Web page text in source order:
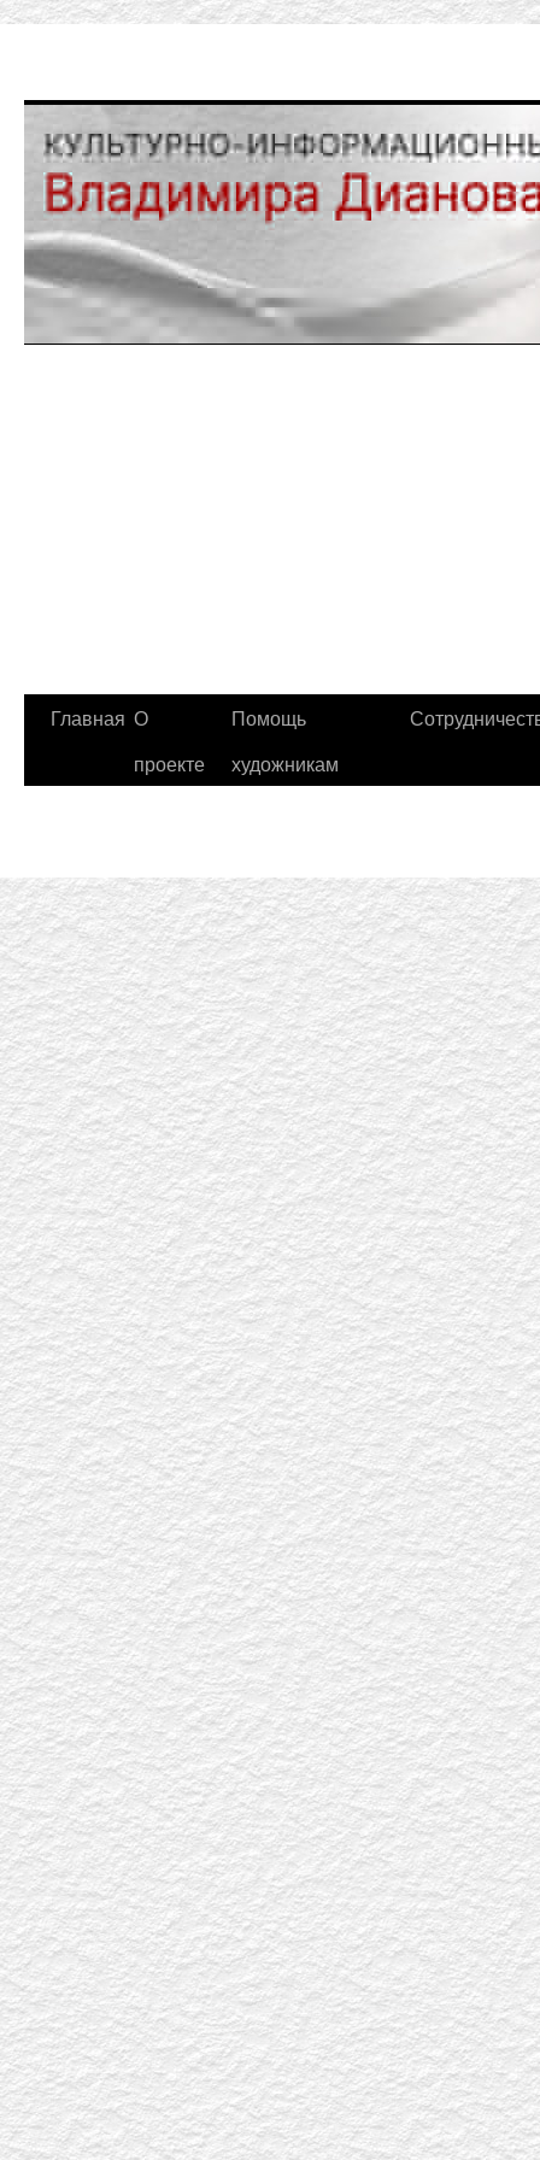
Главная О
проекте
Помощь
художникам